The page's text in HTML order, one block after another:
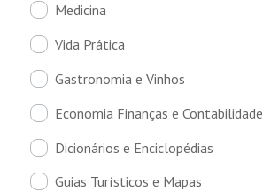
Medicina
Vida Prática
Gastronomia e Vinhos
Economia Finanças e Contabilidade
Dicionários e Enciclopédias
Guias Turísticos e Mapas